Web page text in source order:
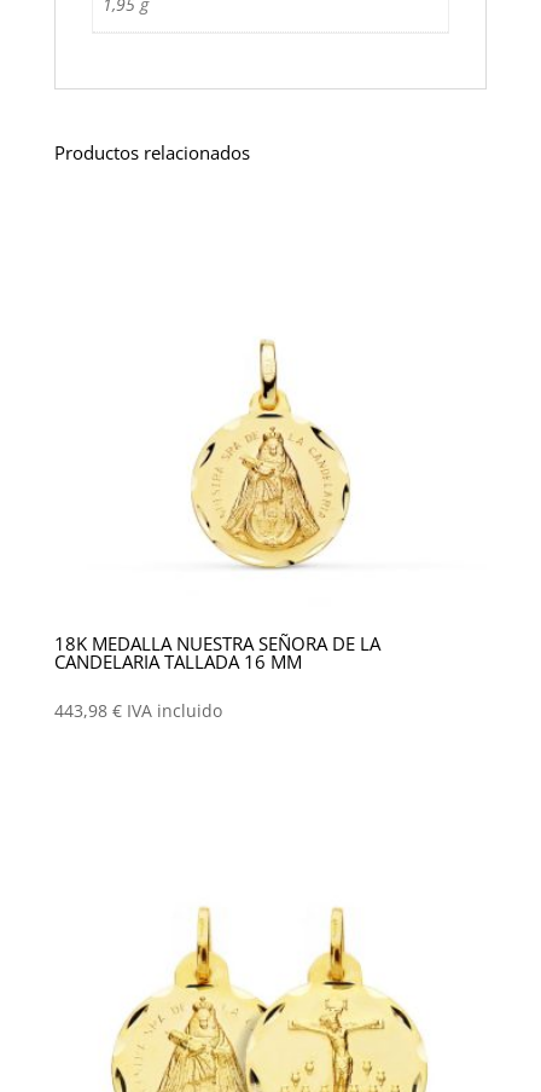
Productos relacionados
18K MEDALLA NUESTRA SEÑORA DE LA
CANDELARIA TALLADA 16 MM
443,98 € IVA incluido